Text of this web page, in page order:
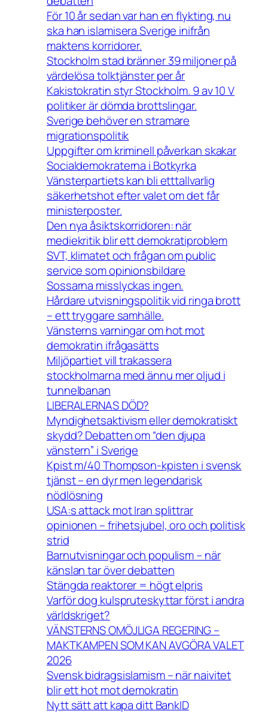
För 10 år sedan var han en flykting, nu
ska han islamisera Sverige inifrån
maktens korridorer.
Stockholm stad bränner 39 miljoner på
värdelösa tolktjänster per år
Kakistokratin styr Stockholm. 9 av 10 V
politiker är dömda brottslingar.
Sverige behöver en stramare
migrationspolitik
Uppgifter om kriminell påverkan skakar
Socialdemokraterna i Botkyrka
Vänsterpartiets kan bli etttallvarlig
säkerhetshot efter valet om det får
ministerposter.
Den nya åsiktskorridoren: när
mediekritik blir ett demokratiproblem
SVT, klimatet och frågan om public
service som opinionsbildare
Sossarna misslyckas ingen.
Hårdare utvisningspolitik vid ringa brott
– ett tryggare samhälle.
Vänsterns varningar om hot mot
demokratin ifrågasätts
Miljöpartiet vill trakassera
stockholmarna med ännu mer oljud i
tunnelbanan
LIBERALERNAS DÖD?
Myndighetsaktivism eller demokratiskt
skydd? Debatten om “den djupa
vänstern” i Sverige
Kpist m/40 Thompson-kpisten i svensk
tjänst – en dyr men legendarisk
nödlösning
USA:s attack mot Iran splittrar
opinionen – frihetsjubel, oro och politisk
strid
Barnutvisningar och populism – när
känslan tar över debatten
Stängda reaktorer = högt elpris
Varför dog kulspruteskyttar först i andra
världskriget?
VÄNSTERNS OMÖJLIGA REGERING –
MAKTKAMPEN SOM KAN AVGÖRA VALET
2026
Svensk bidragsislamism – när naivitet
blir ett hot mot demokratin
Nytt sätt att kapa ditt BankID